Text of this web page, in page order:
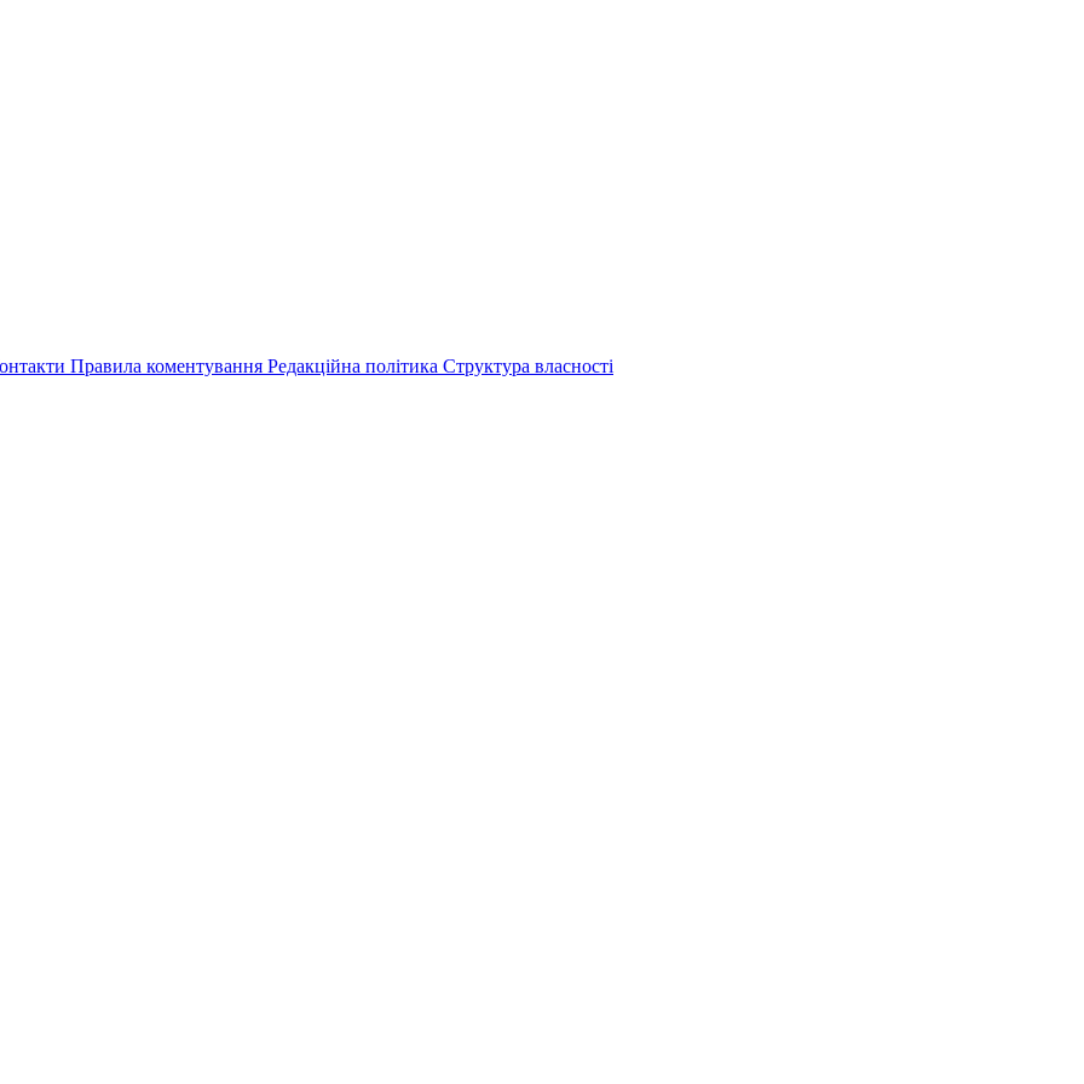
Правила коментування Редакційна політика Структура власності